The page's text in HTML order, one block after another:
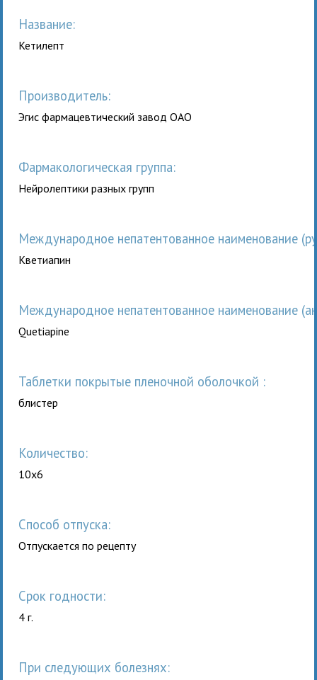
Название:
Кетилепт
Производитель:
Эгис фармацевтический завод ОАО
Фармакологическая группа:
Нейролептики разных групп
Международное непатентованное наименование
Кветиапин
Международное непатентованное наименование
Quetiapine
таблетки покрытые пленочной оболочкой :
блистер
Количество:
10x6
Способ отпуска:
Отпускается по рецепту
Срок годности:
4 г.
При следующих болезнях: